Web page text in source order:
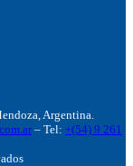
Argentina.
– Tel: +(54) 9 261